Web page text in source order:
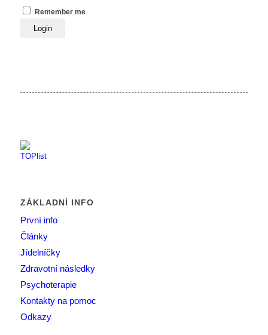
Remember me
ZÁKLADNÍ INFO
První info
Články
Jídelníčky
Zdravotní následky
Psychoterapie
Kontakty na pomoc
Odkazy